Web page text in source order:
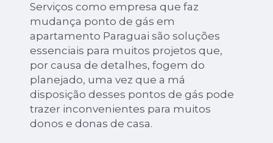
Serviços como empresa que faz
mudança ponto de gás em
apartamento Paraguai são soluções
essenciais para muitos projetos que,
por causa de detalhes, fogem do
planejado, uma vez que a má
disposição desses pontos de gás pode
trazer inconvenientes para muitos
donos e donas de casa.